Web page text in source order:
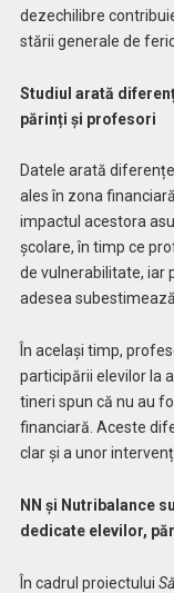
dezechilibre
stării generale de
Studiul arată
părinți și profesori
Datele arată
ales în zona
impactul acestora
școlare, în timp ce
de vulnerabilitate, iar
adesea
În același timp,
participării elevilor la
tineri spun că nu au
financiară. Aceste
clar și a unor
NN și Nutribalance
dedicate elevilor,
În cadrul proiectului